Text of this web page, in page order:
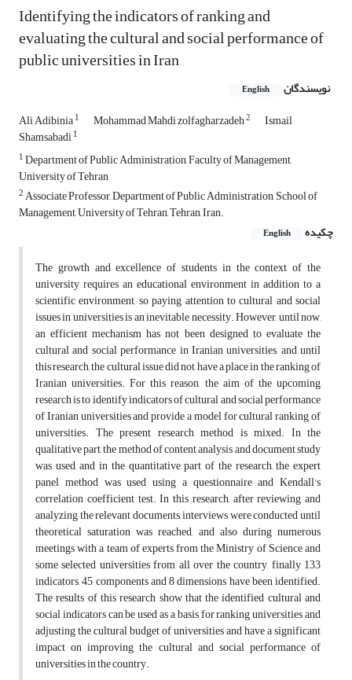
Identifying the indicators of ranking and
evaluating the cultural and social performance of
public universities in Iran
نویسندگان English
Ali Adibinia1 Mohammad Mahdi zolfagharzadeh2 Ismail
Shamsabadi1
1Department of Public Administration, Faculty of Management,
University of Tehran
2Associate Professor, Department of Public Administration, School of
Management, University of Tehran, Tehran, Iran.
چکیده
English
The growth and excellence of students in the context of the
university requires an educational environment in addition to a
scientific environment, so paying attention to cultural and social
issues in universities is an inevitable necessity. However, until now,
an efficient mechanism has not been designed to evaluate the
cultural and social performance in Iranian universities, and until
this research, the cultural issue did not have a place in the ranking of
Iranian universities. For this reason, the aim of the upcoming
research is to identify indicators of cultural and social performance
of Iranian universities and provide a model for cultural ranking of
universities. The present research method is mixed. In the
qualitative part, the method of content analysis and document study
was used, and in the quantitative part of the research, the expert
panel method was used using a questionnaire and Kendall's
correlation coefficient test. In this research, after reviewing and
analyzing the relevant documents, interviews were conducted until
theoretical saturation was reached, and also during numerous
meetings with a team of experts from the Ministry of Science and
some selected universities from all over the country, finally 133
indicators, 45 components and 8 dimensions have been identified.
The results of this research show that the identified cultural and
social indicators can be used as a basis for ranking universities and
adjusting the cultural budget of universities and have a significant
impact on improving the cultural and social performance of
universities in the country.